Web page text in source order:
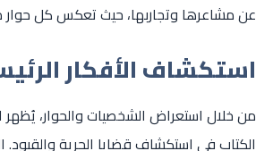
عن مشاعرها وتجاربها، حيث تعكس كل حوار
استكشاف الأفكار
من خلال استعراض الشخصيات والحوار، يُظهر
الكتاب في استكشاف قضايا الحرية والقيود.